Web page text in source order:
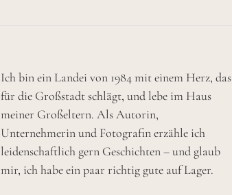
Ich bin ein Landei von 1984 mit einem Herz, das
für die Großstadt schlägt, und lebe im Haus
meiner Großeltern. Als Autorin,
Unternehmerin und Fotografin erzähle ich
leidenschaftlich gern Geschichten – und glaub
mir, ich habe ein paar richtig gute auf Lager.